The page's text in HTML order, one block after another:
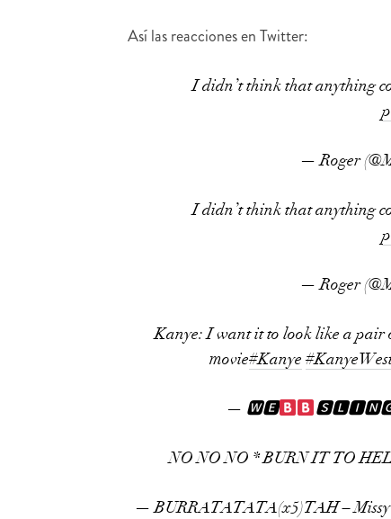
Así las reacciones en Twitter:
I didn’t think that anything
— Roger
I didn’t think that anything
— Roger
Kanye: I want it to look like a pair
movie#Kanye
— 🆆🅴
NO NO NO * BURN IT TO
— BURRATATATA(x5)TAH –